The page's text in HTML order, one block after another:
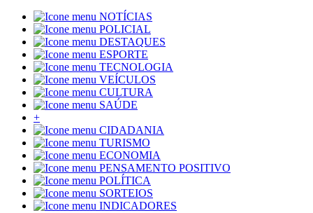
NOTÍCIAS
POLICIAL
DESTAQUES
ESPORTE
TECNOLOGIA
VEÍCULOS
CULTURA
SAÚDE
+
CIDADANIA
TURISMO
ECONOMIA
PENSAMENTO POSITIVO
POLÍTICA
SORTEIOS
INDICADORES